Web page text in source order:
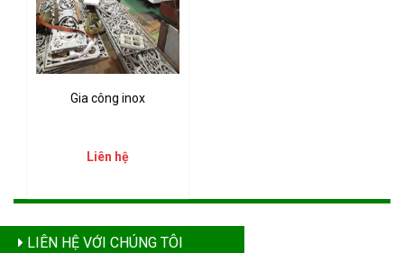
Gia công inox
Liên hệ
LIÊN HỆ VỚI CHÚNG TÔI